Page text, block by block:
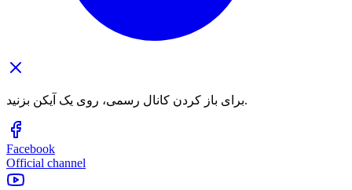
برای باز کردن کانال رسمی، روی یک آیکن بزنید.
Facebook
Official channel